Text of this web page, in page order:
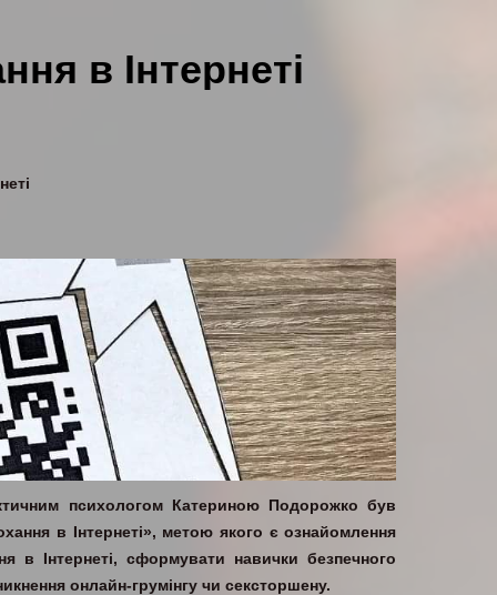
в Інтернеті
психологом Катериною Подорожко був
в Інтернеті», метою якого є ознайомлення
в Інтернеті, сформувати навички безпечного
онлайн-грумінгу чи сексторшену.